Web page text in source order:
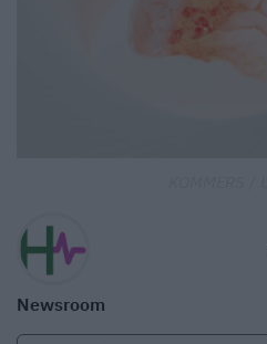
Newsroom